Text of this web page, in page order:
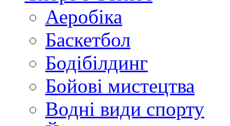
Аеробіка
Баскетбол
Бодібілдинг
Бойові мистецтва
Водні види спорту